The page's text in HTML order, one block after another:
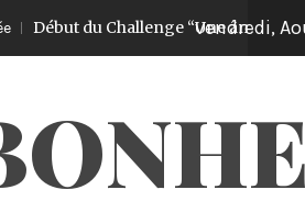
du Challenge “Une âme gagnée par
vendredi,